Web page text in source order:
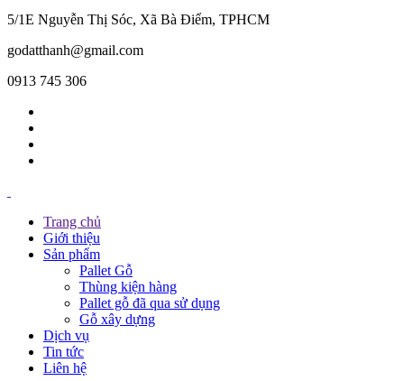
5/1E Nguyễn Thị Sóc, Xã Bà Điểm, TPHCM
godatthanh@gmail.com
0913 745 306
Trang chủ
Giới thiệu
Sản phẩm
Pallet Gỗ
Thùng kiện hàng
Pallet gỗ đã qua sử dụng
Gỗ xây dựng
Dịch vụ
Tin tức
Liên hệ